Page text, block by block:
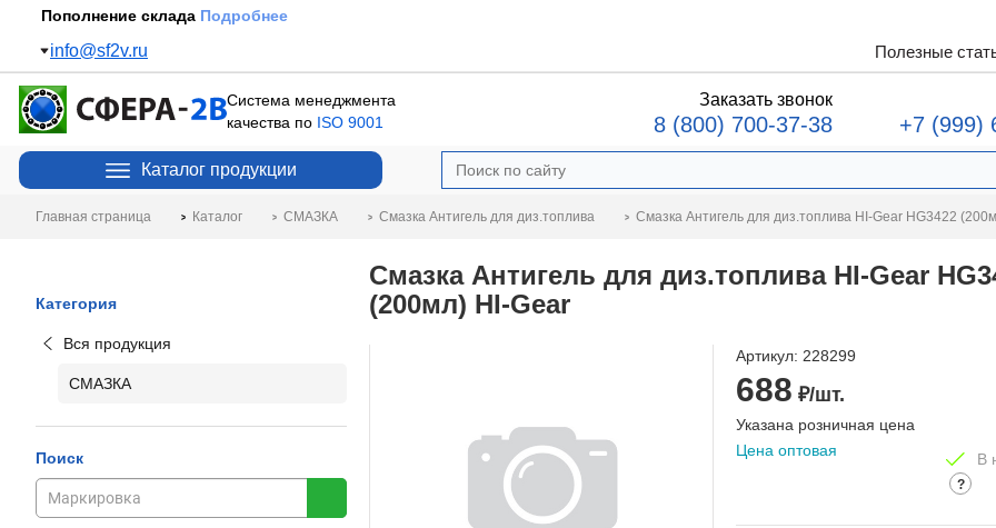
Пополнение склада Подробнее
info@sf2v.ru Полезные
Система менеджмента
качества по ISO 9001
Заказать звонок
8 (800) 700-37-38 +7 (999)
Каталог продукции
Главная страница Каталог СМАЗКА Смазка Антигель для диз.топлива Смазка Антигель для диз.топлива HI-Gear HG3422
Категория
Вся продукция
СМАЗКА
Поиск
Смазка Антигель для диз.топлива HI-Gear
(200мл) HI-Gear
Артикул: 228299
688 ₽/шт.
Указана розничная цена
Цена оптовая
В
?